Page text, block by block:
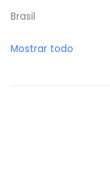
Brasil
Burkina Faso
Mostrar todo